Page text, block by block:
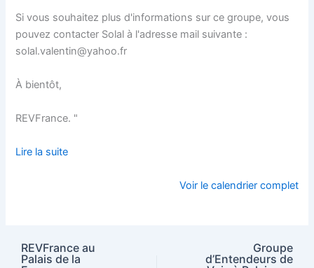
Si vous souhaitez plus d'informations sur ce groupe, vous
pouvez contacter Solal à l'adresse mail suivante :
solal.valentin@yahoo.fr
À bientôt,
REVFrance. "
Lire la suite
Voir le calendrier complet
REVFrance au
Palais de la
Groupe
d’Entendeurs de